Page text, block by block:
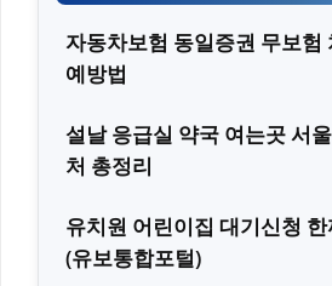
자동차보험 동일증권 무보험
예방법
설날 응급실 약국 여는곳 서
처 총정리
유치원 어린이집 대기신청
(유보통합포털)